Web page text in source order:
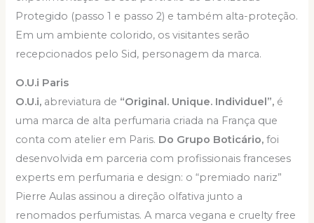
Protegido (passo 1 e passo 2) e também alta-proteção.
Em um ambiente colorido, os visitantes serão
recepcionados pelo Sid, personagem da marca.
O.U.i Paris
O.U.i, abreviatura de “Original. Unique. Individuel”, é
uma marca de alta perfumaria criada na França que
conta com atelier em Paris. Do Grupo Boticário, foi
desenvolvida em parceria com profissionais franceses
experts em perfumaria e design: o “premiado nariz”
Pierre Aulas assinou a direção olfativa junto a
renomados perfumistas. A marca vegana e cruelty free